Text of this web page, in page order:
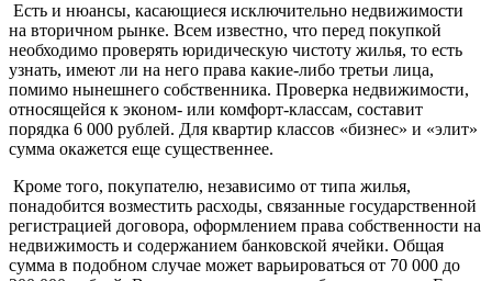
Есть и нюансы, касающиеся исключительно недвижимости
на вторичном рынке. Всем известно, что перед покупкой
необходимо проверять юридическую чистоту жилья, то есть
узнать, имеют ли на него права какие-либо третьи лица,
помимо нынешнего собственника. Проверка недвижимости,
относящейся к эконом- или комфорт-классам, составит
порядка 6 000 рублей. Для квартир классов «бизнес» и «элит»
сумма окажется еще существеннее.
Кроме того, покупателю, независимо от типа жилья,
понадобится возместить расходы, связанные государственной
регистрацией договора, оформлением права собственности на
недвижимость и содержанием банковской ячейки. Общая
сумма в подобном случае может варьироваться от 70 000 до